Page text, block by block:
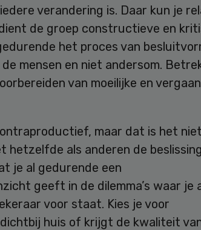
verandering is. Daar kun je
de groep constructieve en
het proces van
mensen en niet andersom.
van moeilijke en
maar dat is het
hetzelfde als anderen de
je al gedurende een
geeft in de dilemma’s waar je
voor staat. Kies je voor
huis of krijgt de kwaliteit